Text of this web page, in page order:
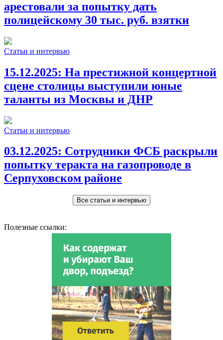
арестовали за попытку дать
полицейскому 30 тыс. руб. взятки
Статьи и интервью
15.12.2025: На престижной концертной
сцене столицы выступили юные
таланты из Москвы и ДНР
Статьи и интервью
03.12.2025: Сотрудники ФСБ раскрыли
попытку теракта на газопроводе в
Серпуховском районе
Все статьи и интервью
Полезные ссылки: